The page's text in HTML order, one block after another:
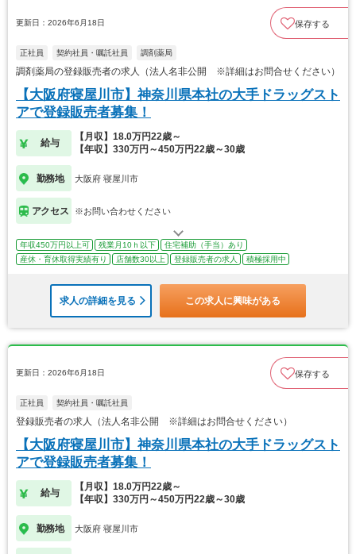
更新日：2026年6月18日 保存する
正社員 契約社員・嘱託社員 調剤薬局
調剤薬局の登録販売者の求人（法人名非公開 ※詳細はお問合せください）
【大阪府寝屋川市】神奈川県本社の大手ドラッグスト
アで登録販売者募集！
給与
【月収】18.0万円22歳～
【年収】330万円～450万円22歳～30歳
勤務地 大阪府 寝屋川市
アクセス ※お問い合わせください
年収450万円以上可 残業月10ｈ以下
住宅補助（手当）あり
産休・育休取得実績有り
店舗数30以上 登録販売者の求人 積極採用中
求人の詳細を見る この求人に興味がある
更新日：2026年6月18日 保存する
正社員 契約社員・嘱託社員
登録販売者の求人（法人名非公開 ※詳細はお問合せください）
【大阪府寝屋川市】神奈川県本社の大手ドラッグスト
アで登録販売者募集！
給与
【月収】18.0万円22歳～
【年収】330万円～450万円22歳～30歳
勤務地 大阪府 寝屋川市